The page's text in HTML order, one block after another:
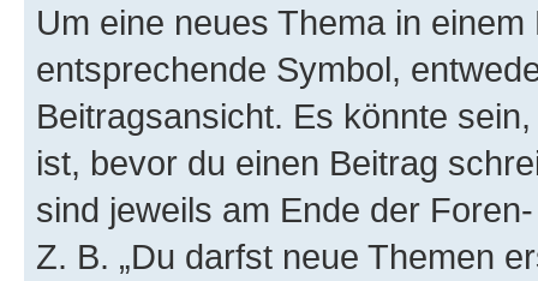
Um eine neues Thema in
entsprechende Symbol,
Beitragsansicht. Es könnte
ist, bevor du einen Beitrag
sind jeweils am Ende der
Z. B. „Du darfst neue Themen